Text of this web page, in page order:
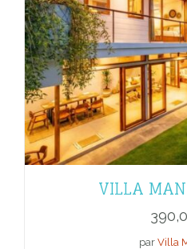
VILLA
par Villa